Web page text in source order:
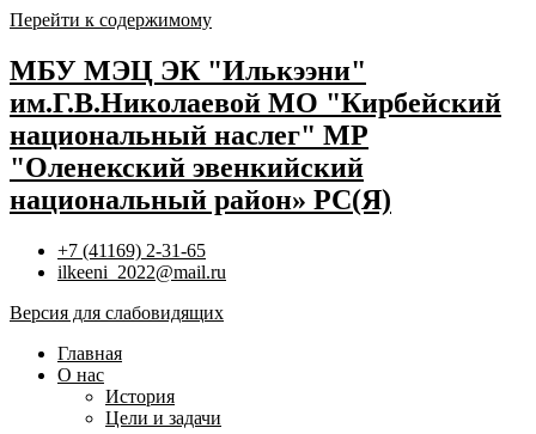
Перейти к содержимому
МБУ МЭЦ ЭК "Илькээни"
им.Г.В.Николаевой МО "Кирбейский
национальный наслег" МР
"Оленекский эвенкийский
национальный район» РС(Я)
+7 (41169) 2-31-65
ilkeeni_2022@mail.ru
Версия для слабовидящих
Главная
О нас
История
Цели и задачи